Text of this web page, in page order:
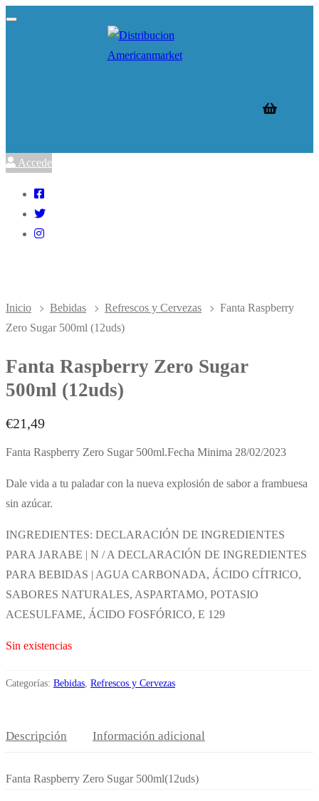
Ir
Menú
Cerrar
Accede
Inicio Bebidas Refrescos y Cervezas
Fanta Raspberry
Zero Sugar 500ml (12uds)
Fanta Raspberry Zero Sugar
500ml (12uds)
€21,49
Fanta Raspberry Zero Sugar 500ml.Fecha Minima 28/02/2023
Dale vida a tu paladar con la nueva explosión de sabor a frambuesa
sin azúcar.
INGREDIENTES: DECLARACIÓN DE INGREDIENTES
PARA JARABE | N / A DECLARACIÓN DE INGREDIENTES
PARA BEBIDAS | AGUA CARBONADA, ÁCIDO CÍTRICO,
SABORES NATURALES, ASPARTAMO, POTASIO
ACESULFAME, ÁCIDO FOSFÓRICO, E 129
Sin existencias
Categorías: Bebidas, Refrescos y Cervezas
Descripción Información adicional
Fanta Raspberry Zero Sugar 500ml(12uds)